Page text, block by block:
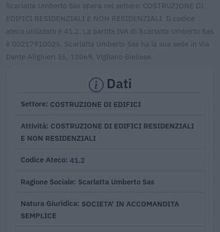
Scarlatta Umberto Sas opera nel settore: COSTRUZIONE DI
EDIFICI RESIDENZIALI E NON RESIDENZIALI. Il codice
ateco utilizzato è 41.2. La partita IVA di Scarlatta Umberto Sas
è 00217910025. Scarlatta Umberto Sas ha la sua sede in Via
Dante Alighieri 35, 13069, Vigliano Biellese.
Dati
Settore COSTRUZIONE DI EDIFICI
Attività COSTRUZIONE DI EDIFICI RESIDENZIALI
E NON RESIDENZIALI
Codice Ateco 41.2
Ragione Sociale Scarlatta Umberto Sas
Natura Giuridica SOCIETA' IN ACCOMANDITA
SEMPLICE